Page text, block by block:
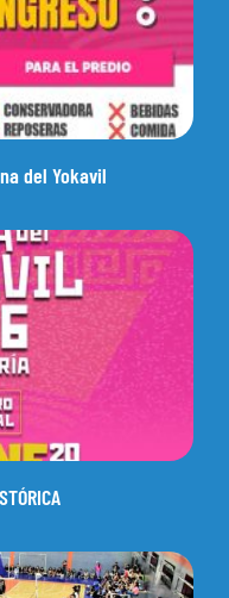
del Yokavil